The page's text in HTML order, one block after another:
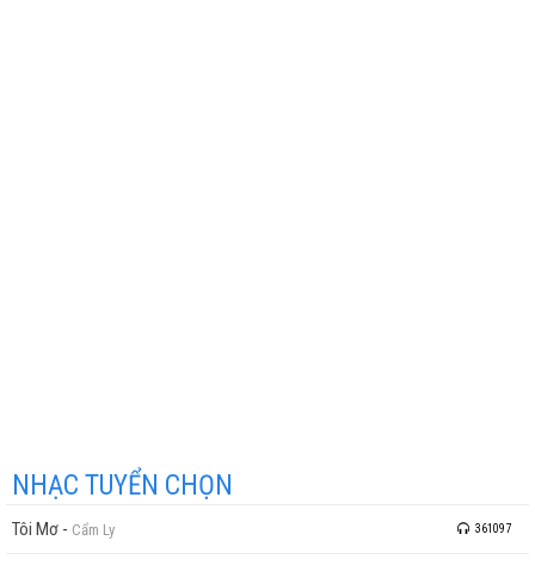
NHẠC TUYỂN CHỌN
Tôi Mơ - Cẩm Ly 361097